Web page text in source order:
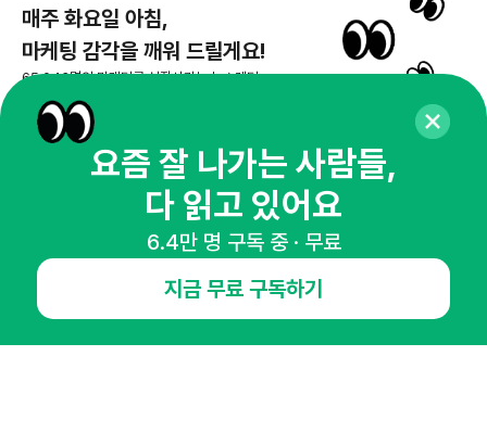
매주 화요일 아침,
마케팅 감각을 깨워 드릴게요!
65,043명의 마케터를 성장시키는 뉴스레터
뉴스레터 구독하기
공지사항 제휴문의
인사이터 신청
뉴스레터
광고안내
요즘 잘 나가는 사람들,
다 읽고 있어요
6.4만 명 구독 중 · 무료
지금 무료 구독하기